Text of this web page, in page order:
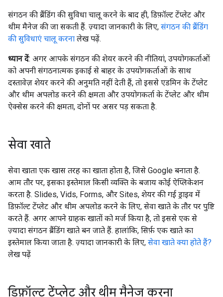
संगठन की ब्रैंडिंग की सुविधा चालू करने के बाद ही, डिफ़ॉल्ट टेंप्लेट और
थीम मैनेज की जा सकती हैं. ज़्यादा जानकारी के लिए, संगठन की ब्रैंडिंग
की सुविधाएं चालू करना लेख पढ़ें.
ध्यान दें: अगर आपके संगठन की शेयर करने की नीतियां, उपयोगकर्ताओं
को अपनी संगठनात्मक इकाई से बाहर के उपयोगकर्ताओं के साथ
दस्तावेज़ शेयर करने की अनुमति नहीं देती हैं, तो इससे एडमिन के टेंप्लेट
और थीम अपलोड करने की क्षमता और उपयोगकर्ता के टेंप्लेट और थीम
ऐक्सेस करने की क्षमता, दोनों पर असर पड़ सकता है.
सेवा खाते
सेवा खाता एक खास तरह का खाता होता है, जिसे Google बनाता है.
आम तौर पर, इसका इस्तेमाल किसी व्यक्ति के बजाय कोई ऐप्लिकेशन
करता है. Slides, Vids, Forms, और Sites, शेयर की गई ड्राइव में
डिफ़ॉल्ट टेंप्लेट और थीम अपलोड करने के लिए, सेवा खाते के तौर पर पुष्टि
करते हैं. अगर आपने ग्राहक खातों को मर्ज किया है, तो इससे एक से
ज़्यादा संगठन ब्रैंडिंग खाते बन जाते हैं. हालांकि, सिर्फ़ एक खाते का
इस्तेमाल किया जाता है. ज़्यादा जानकारी के लिए, सेवा खाते क्या होते हैं?
लेख पढ़ें
डिफ़ॉल्ट टेंप्लेट और थीम मैनेज करना